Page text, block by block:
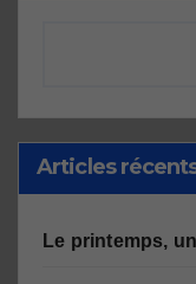
Articles
Le printemps,